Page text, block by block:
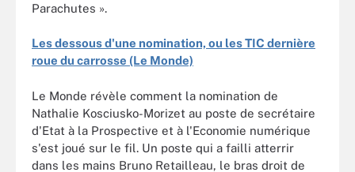
Parachutes ».
Les dessous d'une nomination, ou les TIC dernière
roue du carrosse (Le Monde)
Le Monde révèle comment la nomination de
Nathalie Kosciusko-Morizet au poste de secrétaire
d'Etat à la Prospective et à l'Economie numérique
s'est joué sur le fil. Un poste qui a failli atterrir
dans les mains Bruno Retailleau, le bras droit de